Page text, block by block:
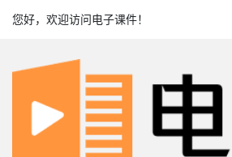
您好，欢迎访问电子课件！